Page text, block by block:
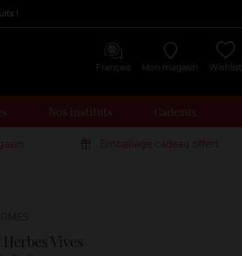
!
Français Mon magasin Wishlist
Nos instituts Cadeaux
Emballage cadeau offert
Herbes Vives